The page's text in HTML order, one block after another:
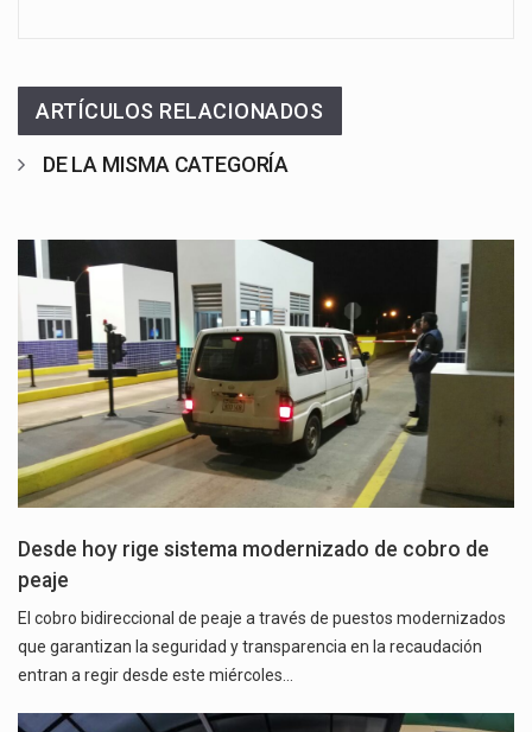
ARTÍCULOS RELACIONADOS
DE LA MISMA CATEGORÍA
Desde hoy rige sistema modernizado de cobro de
peaje
El cobro bidireccional de peaje a través de puestos modernizados
que garantizan la seguridad y transparencia en la recaudación
entran a regir desde este miércoles…